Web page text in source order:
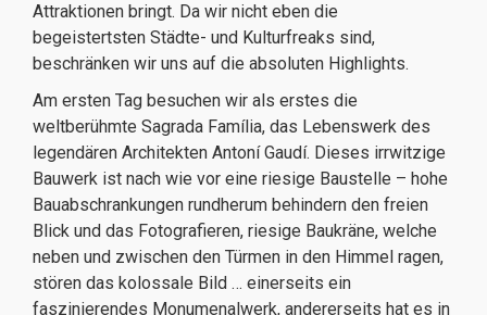
Attraktionen bringt. Da wir nicht eben die
begeistertsten Städte- und Kulturfreaks sind,
beschränken wir uns auf die absoluten Highlights.
Am ersten Tag besuchen wir als erstes die
weltberühmte Sagrada Família, das Lebenswerk des
legendären Architekten Antoní Gaudí. Dieses irrwitzige
Bauwerk ist nach wie vor eine riesige Baustelle – hohe
Bauabschrankungen rundherum behindern den freien
Blick und das Fotografieren, riesige Baukräne, welche
neben und zwischen den Türmen in den Himmel ragen,
stören das kolossale Bild … einerseits ein
faszinierendes Monumenalwerk, andererseits hat es in